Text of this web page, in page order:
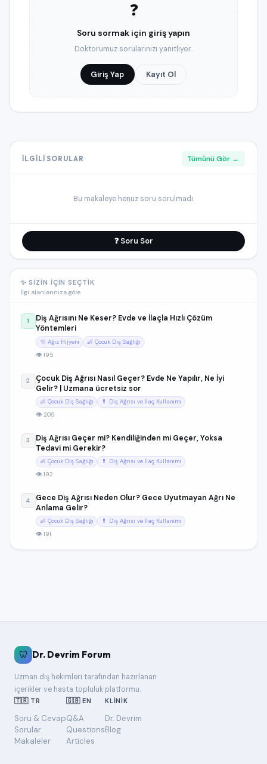
❓
Soru sormak için giriş yapın
Doktorumuz sorularınızı yanıtlıyor.
Giriş Yap Kayıt Ol
İLGILI SORULAR Tümünü Gör →
Bu makaleye henüz soru sorulmadı.
❓ Soru Sor
✨ SIZIN İÇIN SEÇTIK
İlgi alanlarınıza göre
1
Diş Ağrısını Ne Keser? Evde ve İlaçla Hızlı Çözüm
Yöntemleri
🫧 Ağız Hijyeni
👶 Çocuk Diş Sağlığı
👁 195
2
Çocuk Diş Ağrısı Nasıl Geçer? Evde Ne Yapılır, Ne İyi
Gelir? | Uzmana ücretsiz sor
👶 Çocuk Diş Sağlığı
💊 Diş Ağrısı ve İlaç Kullanımı
👁 205
3
Diş Ağrısı Geçer mi? Kendiliğinden mi Geçer, Yoksa
Tedavi mi Gerekir?
👶 Çocuk Diş Sağlığı
💊 Diş Ağrısı ve İlaç Kullanımı
👁 192
4
Gece Diş Ağrısı Neden Olur? Gece Uyutmayan Ağrı Ne
Anlama Gelir?
👶 Çocuk Diş Sağlığı
💊 Diş Ağrısı ve İlaç Kullanımı
👁 191
🦷 Dr. Devrim Forum
Uzman diş hekimleri tarafından hazırlanan
içerikler ve hasta topluluk platformu.
🇹🇷 TR
Soru & Cevap
Sorular
Makaleler
🇬🇧 EN
Q&A
Questions
Articles
KLINIK
Dr. Devrim
Blog